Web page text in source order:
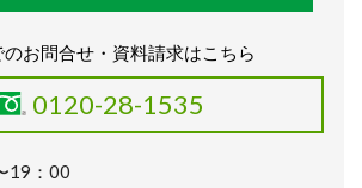
のお問合せ・資料請求はこちら
0120-28-1535
19：00